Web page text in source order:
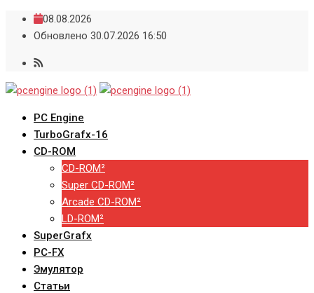
Skip
08.08.2026
Обновлено 30.07.2026 16:50
PC Engine
TurboGrafx-16
CD-ROM
CD-ROM²
Super CD-ROM²
Arcade CD-ROM²
LD-ROM²
SuperGrafx
PC-FX
Эмулятор
Статьи